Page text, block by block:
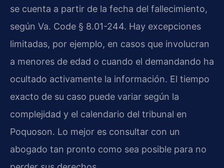
se cuenta a partir de la fecha del fallecimiento,
según Va. Code § 8.01-244. Hay excepciones
limitadas, por ejemplo, en casos que involucran
a menores de edad o cuando el demandando ha
ocultado activamente la información. El tiempo
exacto de su caso puede variar según la
complejidad y el calendario del tribunal en
Poquoson. Lo mejor es consultar con un
abogado tan pronto como sea posible para no